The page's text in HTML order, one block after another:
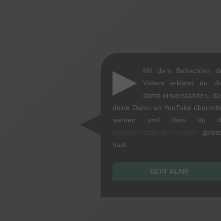
▶
Mit dem Betrachten
Videos erklärst du
damit einverstanden,
deine Daten an YouTube
werden und dass du
hast.
GEHT KLAR!